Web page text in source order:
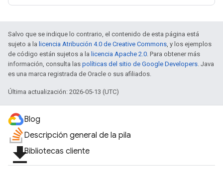
Salvo que se indique lo contrario, el contenido de esta página está
sujeto a la licencia Atribución 4.0 de Creative Commons, y los ejemplos
de código están sujetos a la licencia Apache 2.0. Para obtener más
información, consulta las políticas del sitio de Google Developers. Java
es una marca registrada de Oracle o sus afiliados.
Última actualización: 2026-05-13 (UTC)
Blog
Descripción general de la pila
file_downloadBibliotecas cliente